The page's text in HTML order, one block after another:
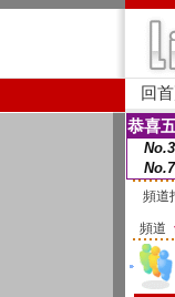
回
恭喜
No.3
No.7
頻道
頻道